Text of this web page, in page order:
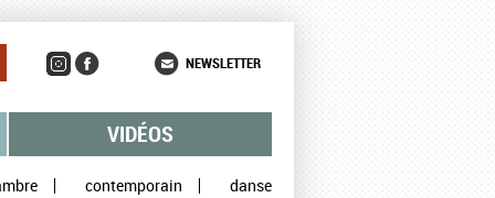
NEWSLETTER
VIDÉOS
contemporain danse